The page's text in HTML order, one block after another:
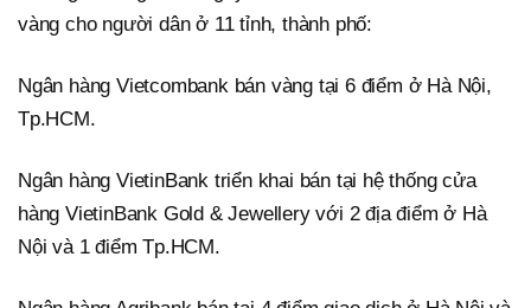
vàng cho người dân ở 11 tỉnh, thành phố:
Ngân hàng Vietcombank bán vàng tại 6 điểm ở Hà Nội,
Tp.HCM.
Ngân hàng VietinBank triển khai bán tại hệ thống cửa
hàng VietinBank Gold & Jewellery với 2 địa điểm ở Hà
Nội và 1 điểm Tp.HCM.